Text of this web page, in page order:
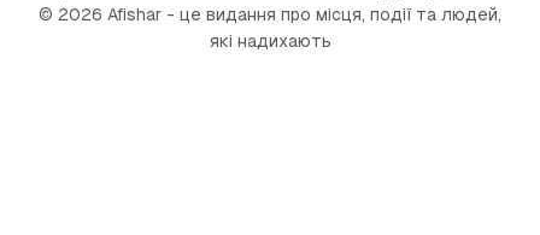
© 2026 Afishar - це видання про місця, події та людей,
які надихають